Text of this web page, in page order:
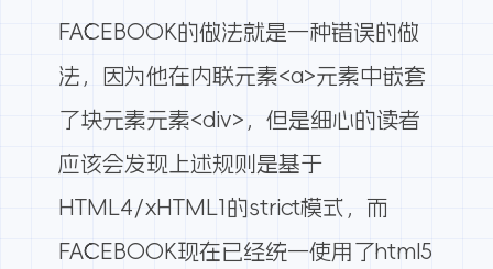
FACEBOOK的做法就是一种错误的做
法，因为他在内联元素<a>元素中嵌套
了块元素元素<div>，但是细心的读者
应该会发现上述规则是基于
HTML4/xHTML1的strict模式，而
FACEBOOK现在已经统一使用了html5